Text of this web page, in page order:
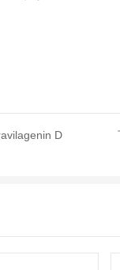
D